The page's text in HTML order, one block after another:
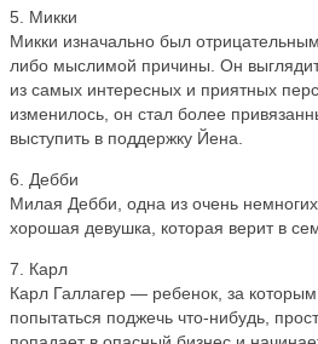
5. Микки
Микки изначально был
либо мыслимой причины. Он
из самых интересных и приятных
изменилось, он стал более
выступить в поддержку Йена.
6. Дебби
Милая Дебби, одна из очень
хорошая девушка, которая верит в
7. Карл
Карл Галлагер — ребенок, за
попытаться поджечь что-нибудь,